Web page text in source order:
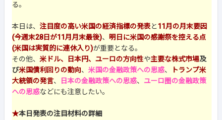
る。
本日は、 注目度の高い米国の経済指標の発表と11月の月末要因
(今週末28日が11月月末最後)、 明日に米国の感謝祭を控える点
(米国は実質的に連休入り)が重要となる。
その他、 米ドル、日本円、ユーロの方向性や主要な株式市場及
び米国債利回りの動向、 米国の金融政策への思惑、
トランプ米
大統領の発言、 日本の金融政策への思惑、 ユーロ圏の金融政策
への思惑などにも注意したい。
★本日発表の注目材料の詳細